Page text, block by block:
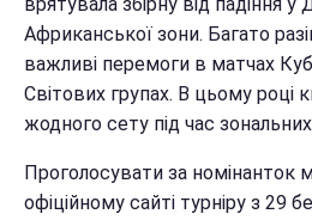
врятувала збірну від падіння
Африканської зони. Багато
важливі перемоги в матчах
Світових групах. В цьому році
жодного сету під час
Проголосувати за номінанток
офіційному сайті турніру з 29